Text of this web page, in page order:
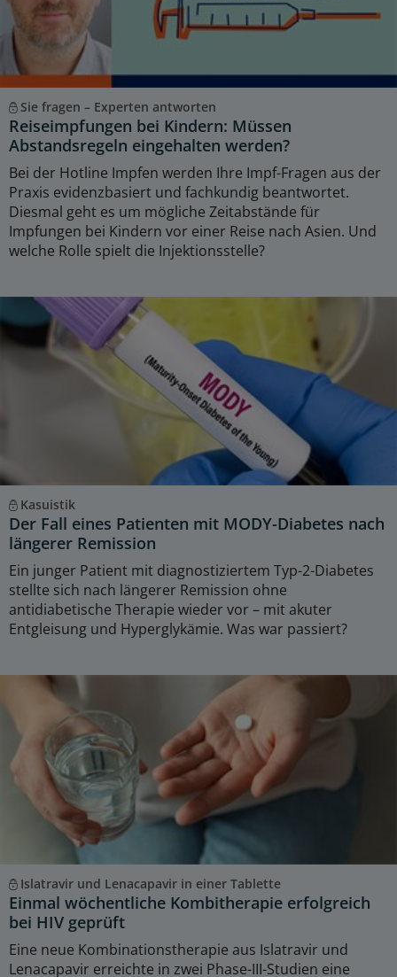
Sie fragen – Experten antworten
Reiseimpfungen bei Kindern: Müssen
Abstandsregeln eingehalten werden?
Bei der Hotline Impfen werden Ihre Impf-Fragen aus der
Praxis evidenzbasiert und fachkundig beantwortet.
Diesmal geht es um mögliche Zeitabstände für
Impfungen bei Kindern vor einer Reise nach Asien. Und
welche Rolle spielt die Injektionsstelle?
Kasuistik
Der Fall eines Patienten mit MODY-Diabetes nach
längerer Remission
Ein junger Patient mit diagnostiziertem Typ-2-Diabetes
stellte sich nach längerer Remission ohne
antidiabetische Therapie wieder vor – mit akuter
Entgleisung und Hyperglykämie. Was war passiert?
Islatravir und Lenacapavir in einer Tablette
Einmal wöchentliche Kombitherapie erfolgreich
bei HIV geprüft
Eine neue Kombinationstherapie aus Islatravir und
Lenacapavir erreichte in zwei Phase-III-Studien eine